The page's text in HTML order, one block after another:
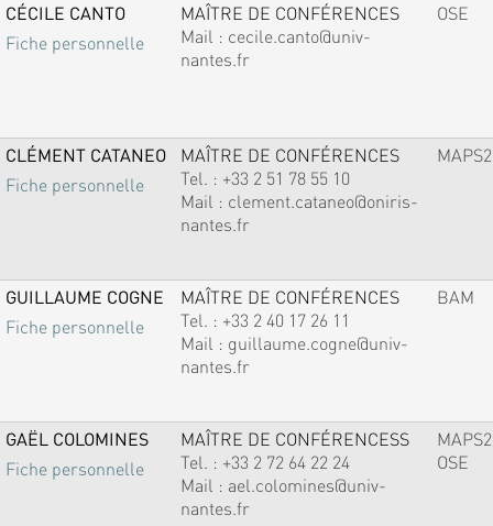
CÉCILE CANTO
Fiche personnelle
MAÎTRE DE CONFÉRENCES
Mail : cecile.canto@univ-
nantes.fr
OSE
CLÉMENT CATANEO
Fiche personnelle
MAÎTRE DE CONFÉRENCES
Tel. : +33 2 51 78 55 10
Mail : clement.cataneo@oniris-
nantes.fr
MAPS2
GUILLAUME COGNE
Fiche personnelle
MAÎTRE DE CONFÉRENCES
Tel. : +33 2 40 17 26 11
Mail : guillaume.cogne@univ-
nantes.fr
BAM
GAËL COLOMINES
Fiche personnelle
MAÎTRE DE CONFÉRENCESS
Tel. : +33 2 72 64 22 24
Mail : ael.colomines@univ-
nantes.fr
MAPS2
OSE